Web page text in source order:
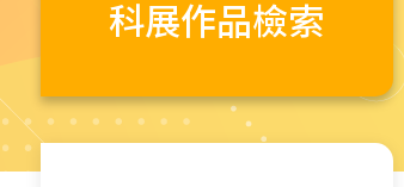
科展作品檢索